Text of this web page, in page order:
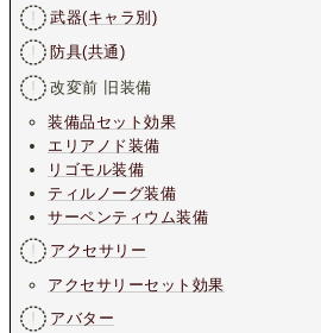
武器(キャラ別)
防具(共通)
改変前 旧装備
装備品セット効果
エリアノド装備
リゴモル装備
ティルノーグ装備
サーペンティウム装備
アクセサリー
アクセサリーセット効果
アバター